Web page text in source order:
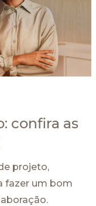
confira as
projeto,
fazer um bom